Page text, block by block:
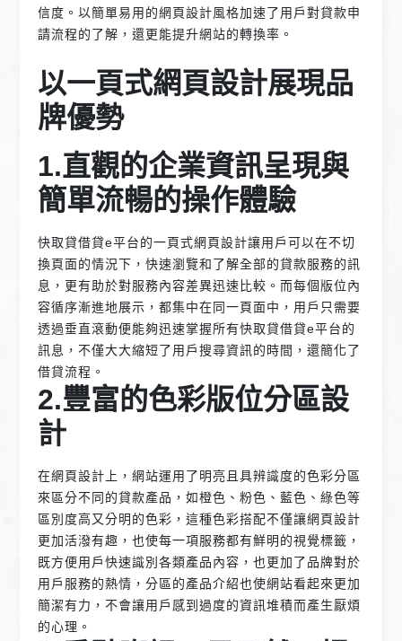
信度。以簡單易用的網頁設計風格加速了用戶對貸款申
請流程的了解，還更能提升網站的轉換率。
以一頁式網頁設計展現品
牌優勢
1.直觀的企業資訊呈現與
簡單流暢的操作體驗
快取貸借貸e平台的一頁式網頁設計讓用戶可以在不切
換頁面的情況下，快速瀏覽和了解全部的貸款服務的訊
息，更有助於對服務內容差異迅速比較。而每個版位內
容循序漸進地展示，都集中在同一頁面中，用戶只需要
透過垂直滾動便能夠迅速掌握所有快取貸借貸e平台的
訊息，不僅大大縮短了用戶搜尋資訊的時間，還簡化了
借貸流程。
2.豐富的色彩版位分區設
計
在網頁設計上，網站運用了明亮且具辨識度的色彩分區
來區分不同的貸款產品，如橙色、粉色、藍色、綠色等
區別度高又分明的色彩，這種色彩搭配不僅讓網頁設計
更加活潑有趣，也使每一項服務都有鮮明的視覺標籤，
既方便用戶快速識別各類產品內容，也更加了品牌對於
用戶服務的熱情，分區的產品介紹也使網站看起來更加
簡潔有力，不會讓用戶感到過度的資訊堆積而產生厭煩
的心理。